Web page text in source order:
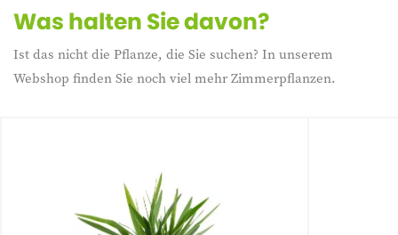
Was halten Sie davon?
Ist das nicht die Pflanze, die Sie suchen? In unserem
Webshop finden Sie noch viel mehr Zimmerpflanzen.